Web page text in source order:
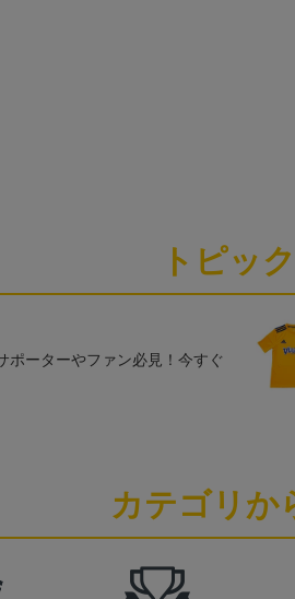
トピッ
ポーターやファン必見！今すぐ
カテゴリか